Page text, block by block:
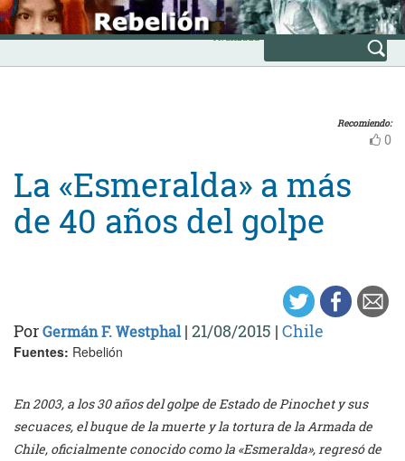
Skip
to
content
INICIO
Avanzada
Recomiendo:
0
La «Esmeralda» a más
de 40 años del golpe
PorGermán F. Westphal| 21/08/2015 | Chile
Fuentes: Rebelión
En 2003, a los 30 años del golpe de Estado de Pinochet y sus
secuaces, el buque de la muerte y la tortura de la Armada de
Chile, oficialmente conocido como la «Esmeralda», regresó de